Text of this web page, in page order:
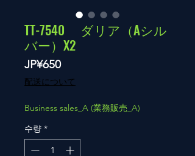
TT-7540 ダリア（Aシル
バー）X2
JP¥650가
격
配送について
Business sales_A (業務販売_A)
수량 *